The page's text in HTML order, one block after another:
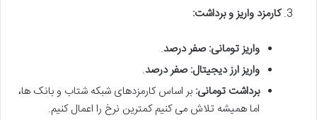
کارمزد واریز و برداشت:
واریز تومانی: صفر درصد.
واریز ارز دیجیتال: صفر درصد.
برداشت تومانی: بر اساس کارمزدهای شبکه شتاب و بانک ها،
اما همیشه تلاش می کنیم کمترین نرخ را اعمال کنیم.